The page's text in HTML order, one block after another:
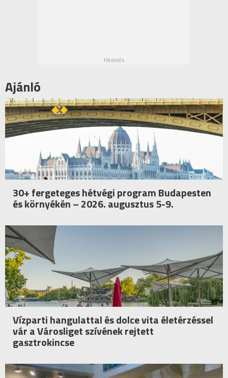
Ajánló
30+ fergeteges hétvégi program Budapesten
és környékén – 2026. augusztus 5-9.
Vízparti hangulattal és dolce vita életérzéssel
vár a Városliget szívének rejtett
gasztrokincse